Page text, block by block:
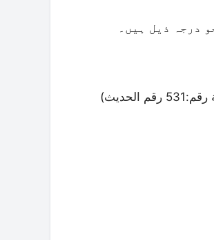
درجہ ذیل ہیں۔
(سنن أبي داود | كِتَابٌ : الصَّوْمُ | بَابٌ : الْقَوْلُ عِنْدَ الْإِفْطَارِ الجزء رقم :2، الصفحة رقم:531 رقم الحديث